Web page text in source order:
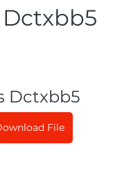
Dctxbb5
Dctxbb5
File